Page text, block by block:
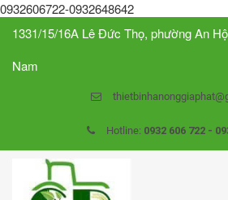
0932606722-0932648642
1331/15/16A Lê Đức Thọ, phường An
Nam
Hotline: 0932 606 722 -